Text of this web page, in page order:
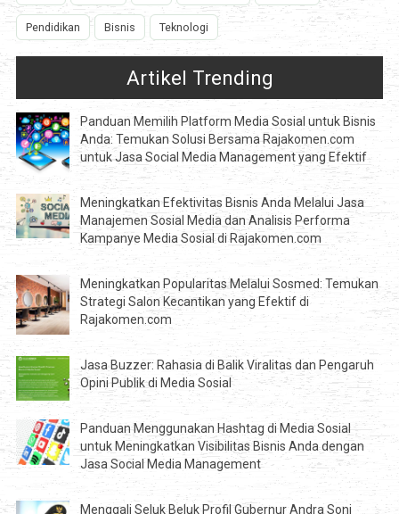
Pendidikan Bisnis Teknologi
Artikel Trending
Panduan Memilih Platform Media Sosial untuk Bisnis
Anda: Temukan Solusi Bersama Rajakomen.com
untuk Jasa Social Media Management yang Efektif
Meningkatkan Efektivitas Bisnis Anda Melalui Jasa
Manajemen Sosial Media dan Analisis Performa
Kampanye Media Sosial di Rajakomen.com
Meningkatkan Popularitas Melalui Sosmed: Temukan
Strategi Salon Kecantikan yang Efektif di
Rajakomen.com
Jasa Buzzer: Rahasia di Balik Viralitas dan Pengaruh
Opini Publik di Media Sosial
Panduan Menggunakan Hashtag di Media Sosial
untuk Meningkatkan Visibilitas Bisnis Anda dengan
Jasa Social Media Management
Menggali Seluk Beluk Profil Gubernur Andra Soni